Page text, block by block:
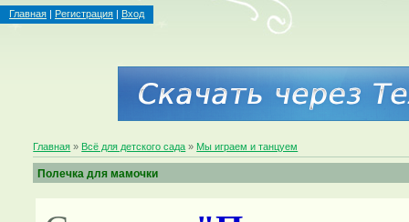
Главная | Регистрация | Вход
Главная » Всё для детского сада » Мы играем и танцуем
Полечка для мамочки